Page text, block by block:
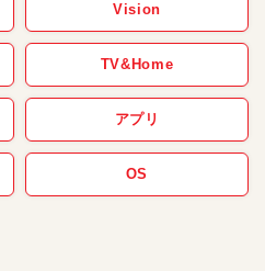
Vision
TV&Home
アプリ
OS